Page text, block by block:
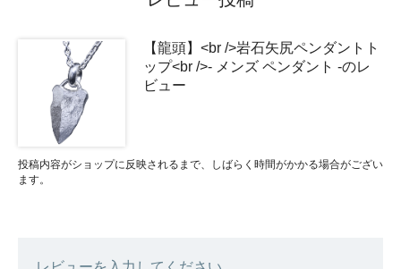
【龍頭】<br />岩石矢尻ペンダントト
ップ<br />- メンズ ペンダント -のレ
ビュー
投稿内容がショップに反映されるまで、しばらく時間がかかる場合がござい
ます。